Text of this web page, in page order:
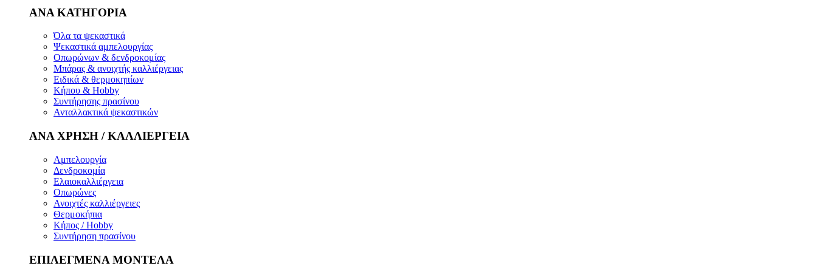
ΑΝΑ ΚΑΤΗΓΟΡΙΑ
Όλα τα ψεκαστικά
Ψεκαστικά αμπελουργίας
Οπωρώνων & δενδροκομίας
Μπάρας & ανοιχτής καλλιέργειας
Ειδικά & θερμοκηπίων
Κήπου & Hobby
Συντήρησης πρασίνου
Ανταλλακτικά ψεκαστικών
ΑΝΑ ΧΡΗΣΗ / ΚΑΛΛΙΕΡΓΕΙΑ
Αμπελουργία
Δενδροκομία
Ελαιοκαλλιέργεια
Οπωρώνες
Ανοιχτές καλλιέργειες
Θερμοκήπια
Κήπος / Hobby
Συντήρηση πρασίνου
ΕΠΙΛΕΓΜΕΝΑ ΜΟΝΤΕΛΑ